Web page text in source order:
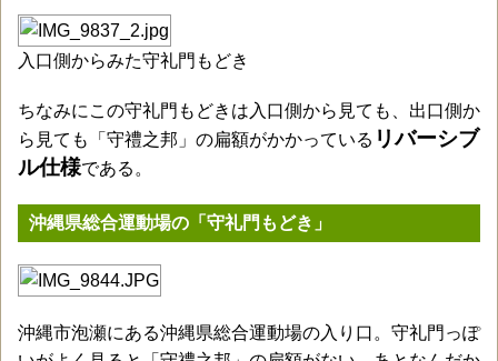
入口側からみた守礼門もどき
ちなみにこの守礼門もどきは入口側から見ても、出口側か
ら見ても「守禮之邦」の扁額がかかっている リバーシブ
ル仕様である。
沖縄県総合運動場の「守礼門もどき」
沖縄市泡瀬にある沖縄県総合運動場の入り口。守礼門っぽ